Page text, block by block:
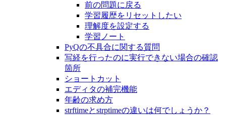
前の問題に戻る
学習履歴をリセットしたい
理解度を設定する
学習ノート
PyQの不具合に関する質問
写経を行ったのに実行できない場合の確認
箇所
ショートカット
エディタの補完機能
年齢の求め方
strftimeとstrptimeの違いは何でしょうか？